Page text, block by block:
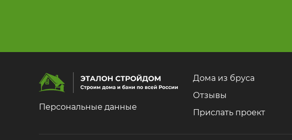
Персональные данные
Дома из бруса
Отзывы
Прислать проект